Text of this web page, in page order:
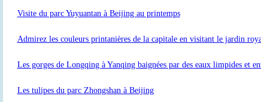
Visite du parc Yuyuantan à Beijing au printemps
Admirez les couleurs printanières de la capitale en visitant le jardin
Les gorges de Longqing à Yanqing baignées par des eaux limpides et
Les tulipes du parc Zhongshan à Beijing